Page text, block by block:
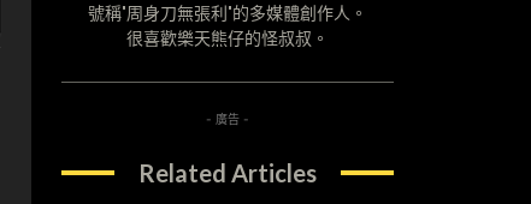
號稱"周身刀無張利"的多媒體創作人。
很喜歡樂天熊仔的怪叔叔。
- 廣告 -
Related Articles